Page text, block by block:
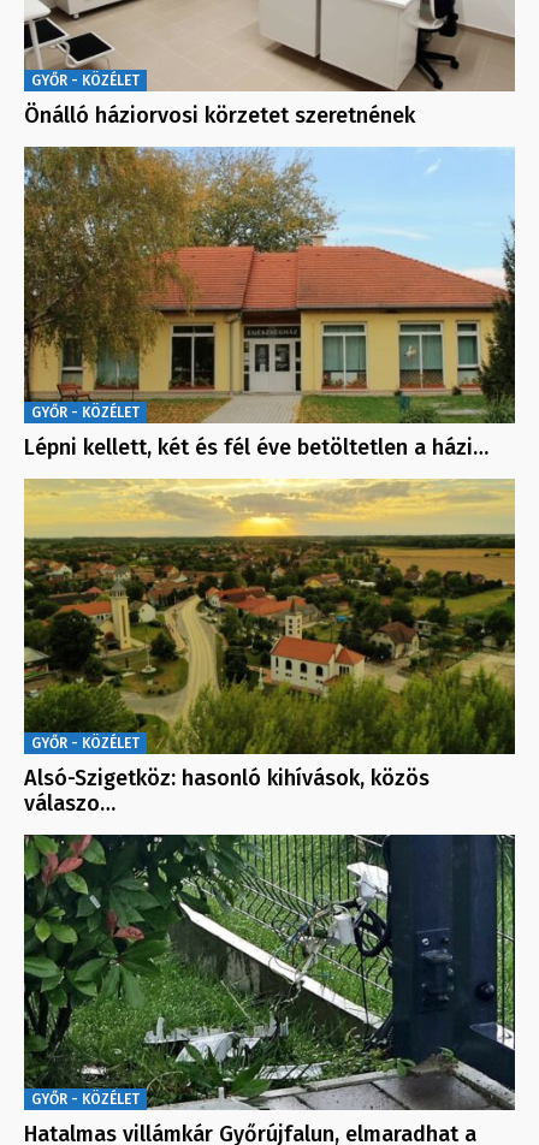
GYŐR - KÖZÉLET
Önálló háziorvosi körzetet szeretnének
GYŐR - KÖZÉLET
Lépni kellett, két és fél éve betöltetlen a házi…
GYŐR - KÖZÉLET
Alsó-Szigetköz: hasonló kihívások, közös
válaszo…
GYŐR - KÖZÉLET
Hatalmas villámkár Győrújfalun, elmaradhat a